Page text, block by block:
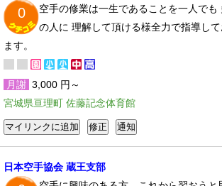
0
空手の修業は一生であることを一人でも
の人に 理解して頂ける様全力で指導して
ます。
月謝 3,000 円～
宮城県亘理町 佐藤記念体育館
日本空手協会 蔵王支部